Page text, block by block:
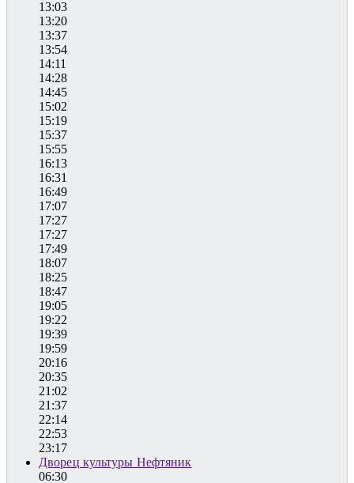
13:03
13:20
13:37
13:54
14:11
14:28
14:45
15:02
15:19
15:37
15:55
16:13
16:31
16:49
17:07
17:27
17:27
17:49
18:07
18:25
18:47
19:05
19:22
19:39
19:59
20:16
20:35
21:02
21:37
22:14
22:53
23:17
Дворец культуры Нефтяник
06:30